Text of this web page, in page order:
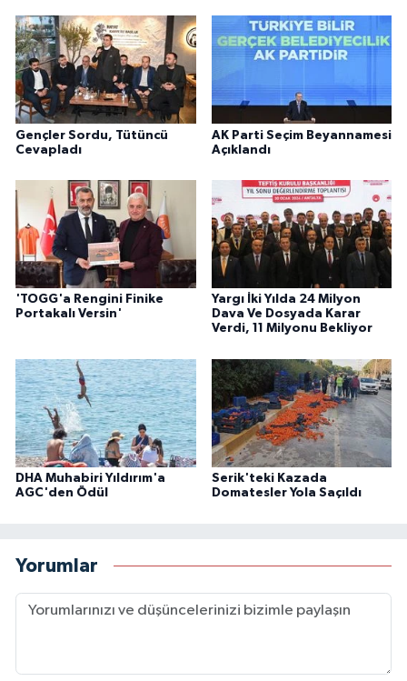
Gençler Sordu, Tütüncü
Cevapladı
AK Parti Seçim Beyannamesi
Açıklandı
'TOGG'a Rengini Finike
Portakalı Versin'
Yargı İki Yılda 24 Milyon
Dava Ve Dosyada Karar
Verdi, 11 Milyonu Bekliyor
DHA Muhabiri Yıldırım'a
AGC'den Ödül
Serik'teki Kazada
Domatesler Yola Saçıldı
Yorumlar